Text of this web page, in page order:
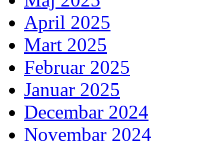
April 2025
Mart 2025
Februar 2025
Januar 2025
Decembar 2024
Novembar 2024